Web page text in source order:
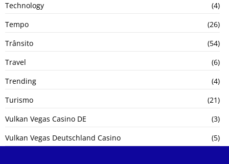
Technology
(4)
Tempo
(26)
Trânsito
(54)
Travel
(6)
Trending
(4)
Turismo
(21)
Vulkan Vegas Casino DE
(3)
Vulkan Vegas Deutschland Casino
(5)